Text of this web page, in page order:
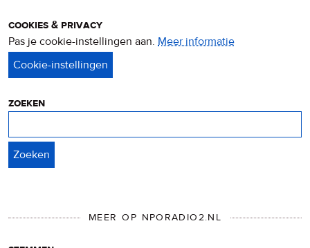
cookies & privacy
Pas je cookie-instellingen aan. Meer informatie
zoeken
MEER OP NPORADIO2.NL